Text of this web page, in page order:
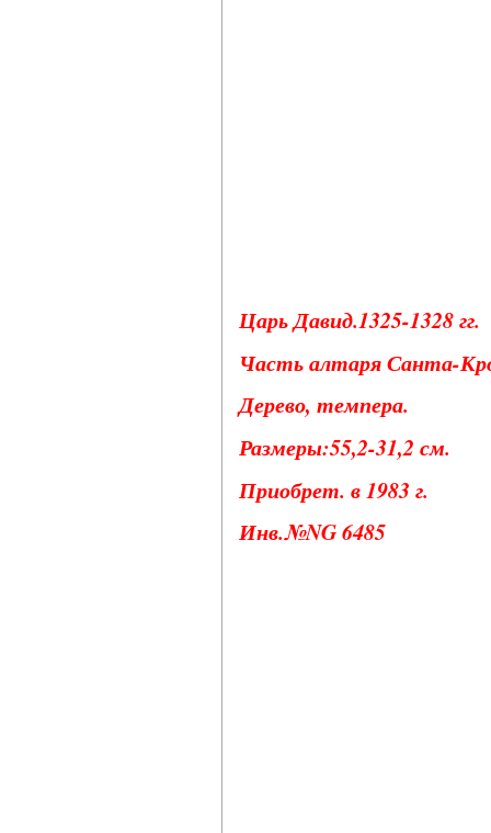
Царь Давид.1325-1328 гг.
Часть алтаря Санта-
Дерево, темпера.
Размеры:55,2-31,2 см.
Приобрет. в 1983 г.
Инв.№NG 6485